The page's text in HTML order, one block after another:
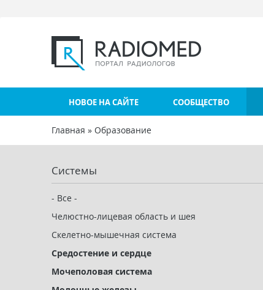
НОВОЕ НА САЙТЕ СООБЩЕСТВО
Вы здесь
Главная » Образование
Системы
- Все -
Челюстно-лицевая область и шея
Скелетно-мышечная система
Средостение и сердце
Мочеполовая система